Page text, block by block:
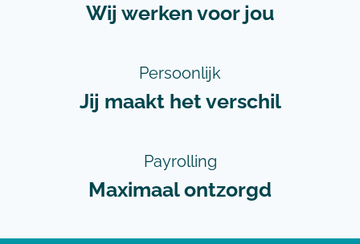
Wij werken voor jou
Persoonlijk
Jij maakt het verschil
Payrolling
Maximaal ontzorgd